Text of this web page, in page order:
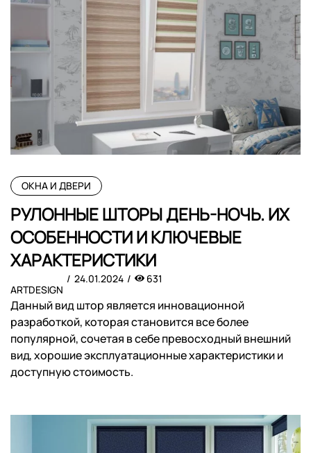
ОКНА И ДВЕРИ
РУЛОННЫЕ ШТОРЫ ДЕНЬ-НОЧЬ. ИХ
ОСОБЕННОСТИ И КЛЮЧЕВЫЕ
ХАРАКТЕРИСТИКИ
ARTDESIGN
24.01.2024 631
Данный вид штор является инновационной
разработкой, которая становится все более
популярной, сочетая в себе превосходный внешний
вид, хорошие эксплуатационные характеристики и
доступную стоимость.